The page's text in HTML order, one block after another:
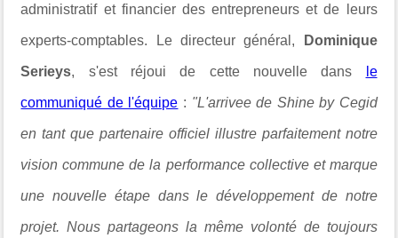
administratif et financier des entrepreneurs et de leurs
experts-comptables. Le directeur général, Dominique
Serieys, s'est réjoui de cette nouvelle dans le
communiqué de l'équipe : "L'arrivee de Shine by Cegid
en tant que partenaire officiel illustre parfaitement notre
vision commune de la performance collective et marque
une nouvelle étape dans le développement de notre
projet. Nous partageons la même volonté de toujours